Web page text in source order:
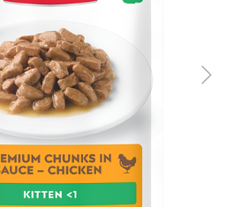
Next